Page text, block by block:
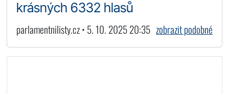
krásných 6332 hlasů
parlamentnilisty.cz • 5. 10. 2025 20:35 zobrazit podobné